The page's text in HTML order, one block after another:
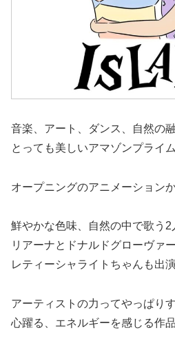
音楽、アート、ダンス、自然の
とっても美しいアマゾンプライ
オープニングのアニメーション
鮮やかな色味、自然の中で歌う2
リアーナとドナルドグローヴァー
レティーシャライトちゃんも出演
アーティストの力ってやっぱりす
心躍る、エネルギーを感じる作品